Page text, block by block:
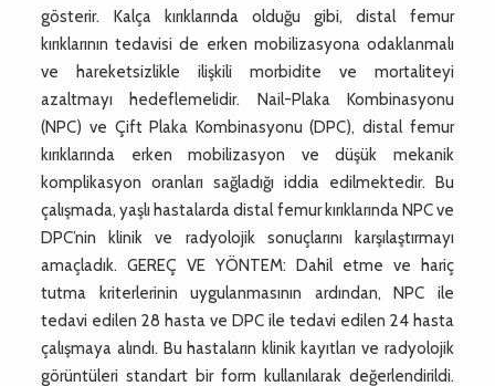
gösterir. Kalça kırıklarında olduğu gibi, distal femur
kırıklarının tedavisi de erken mobilizasyona odaklanmalı
ve hareketsizlikle ilişkili morbidite ve mortaliteyi
azaltmayı hedeflemelidir. Nail-Plaka Kombinasyonu
(NPC) ve Çift Plaka Kombinasyonu (DPC), distal femur
kırıklarında erken mobilizasyon ve düşük mekanik
komplikasyon oranları sağladığı iddia edilmektedir. Bu
çalışmada, yaşlı hastalarda distal femur kırıklarında NPC ve
DPC’nin klinik ve radyolojik sonuçlarını karşılaştırmayı
amaçladık. GEREÇ VE YÖNTEM: Dahil etme ve hariç
tutma kriterlerinin uygulanmasının ardından, NPC ile
tedavi edilen 28 hasta ve DPC ile tedavi edilen 24 hasta
çalışmaya alındı. Bu hastaların klinik kayıtları ve radyolojik
görüntüleri standart bir form kullanılarak değerlendirildi.